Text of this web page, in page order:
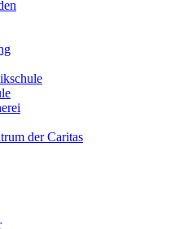
der Caritas